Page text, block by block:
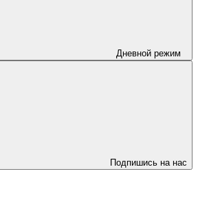
Дневной режим
Подпишись на нас